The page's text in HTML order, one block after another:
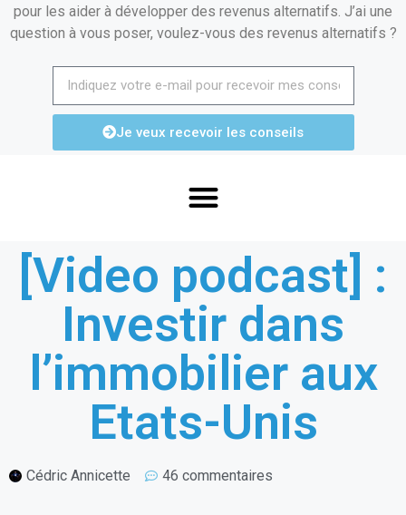
pour les aider à développer des revenus alternatifs. J’ai une
question à vous poser, voulez-vous des revenus alternatifs ?
Je veux recevoir les conseils
[Video podcast] :
Investir dans
l’immobilier aux
Etats-Unis
Cédric Annicette 46 commentaires